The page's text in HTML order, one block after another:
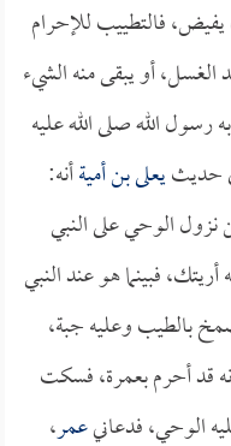
فالتطييب للإحرام
أو يبقى منه الشيء
رسول الله صلى الله عليه
حديثيعلى بن أميةأنه:
الوحي على النبي
فبينما هو عند النبي
بالطيب وعليه جبة،
قد أحرم بعمرة، فسكت
الوحي، فدعانيعمر،